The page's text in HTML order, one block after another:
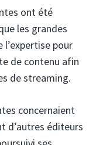
ont été
les grandes
pour
de contenu afin
de streaming.
concernaient
d’autres éditeurs